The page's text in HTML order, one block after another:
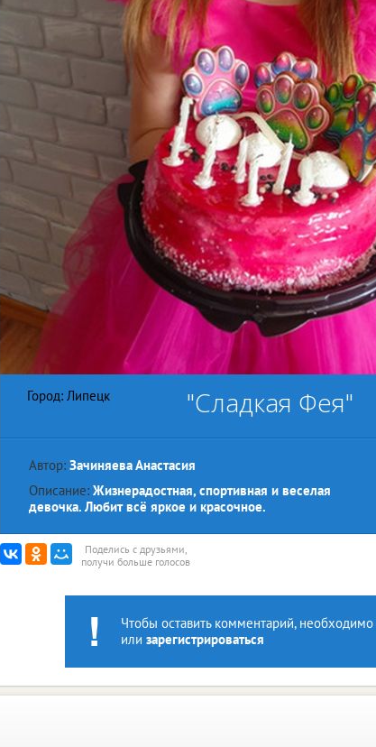
"Сладкая Фея"
Город: Липецк
Автор: Зачиняева Анастасия
Описание: Жизнерадостная, спортивная и веселая
девочка. Любит всё яркое и красочное.
Поделись с друзьями,
получи больше голосов
Чтобы оставить комментарий, необходимо
или зарегистрироваться